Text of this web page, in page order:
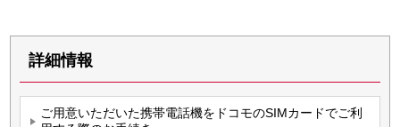
詳細情報
ご用意いただいた携帯電話機をドコモのSIMカードでご利